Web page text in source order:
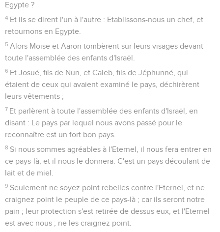
Egypte ?
4 Et ils se dirent l'un à l'autre : Etablissons-nous un chef, et
retournons en Egypte.
5 Alors Moïse et Aaron tombèrent sur leurs visages devant
toute l'assemblée des enfants d'Israël.
6 Et Josué, fils de Nun, et Caleb, fils de Jéphunné, qui
étaient de ceux qui avaient examiné le pays, déchirèrent
leurs vêtements ;
7 Et parlèrent à toute l'assemblée des enfants d'Israël, en
disant : Le pays par lequel nous avons passé pour le
reconnaître est un fort bon pays.
8 Si nous sommes agréables à l'Eternel, il nous fera entrer en
ce pays-là, et il nous le donnera. C'est un pays découlant de
lait et de miel.
9 Seulement ne soyez point rebelles contre l'Eternel, et ne
craignez point le peuple de ce pays-là ; car ils seront notre
pain ; leur protection s'est retirée de dessus eux, et l'Eternel
est avec nous ; ne les craignez point.